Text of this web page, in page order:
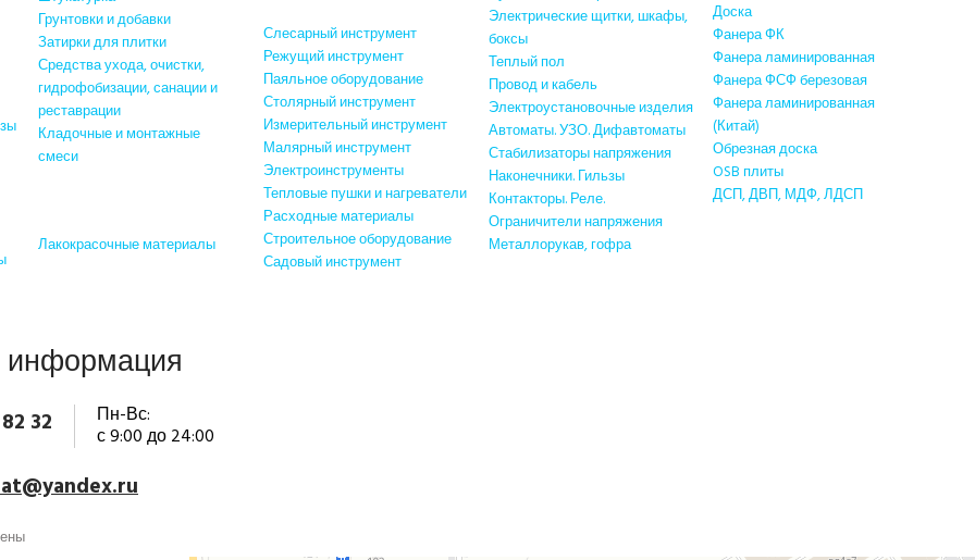
Грунтовки и добавки
Затирки для плитки
Средства ухода, очистки,
гидрофобизации, санации и
реставрации
Кладочные и монтажные
смеси
Лакокрасочные материалы
Слесарный инструмент
Режущий инструмент
Паяльное оборудование
Столярный инструмент
Измерительный инструмент
Малярный инструмент
Электроинструменты
Тепловые пушки и нагреватели
Расходные материалы
Строительное оборудование
Садовый инструмент
Электрические щитки, шкафы,
боксы
Теплый пол
Провод и кабель
Электроустановочные изделия
Автоматы. УЗО. Дифавтоматы
Стабилизаторы напряжения
Наконечники. Гильзы
Контакторы. Реле.
Ограничители напряжения
Металлорукав, гофра
Доска
Фанера ФК
Фанера ламинированная
Фанера ФСФ березовая
Фанера ламинированная
(Китай)
Обрезная доска
OSB плиты
ДСП, ДВП, МДФ, ЛДСП
информация
32 Пн-Вс:
с 9:00 до 24:00